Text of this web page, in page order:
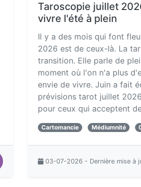
Taroscopie juillet
vivre l'été à plein
Il y a des mois qui font
2026 est de ceux-là. La
transition. Elle parle de
moment où l'on n'a plus
envie de vivre. Juin a fait
prévisions tarot juillet
pour ceux qui acceptent
Cartomancie Médiumnité
03-07-2026 - Dernière mise à